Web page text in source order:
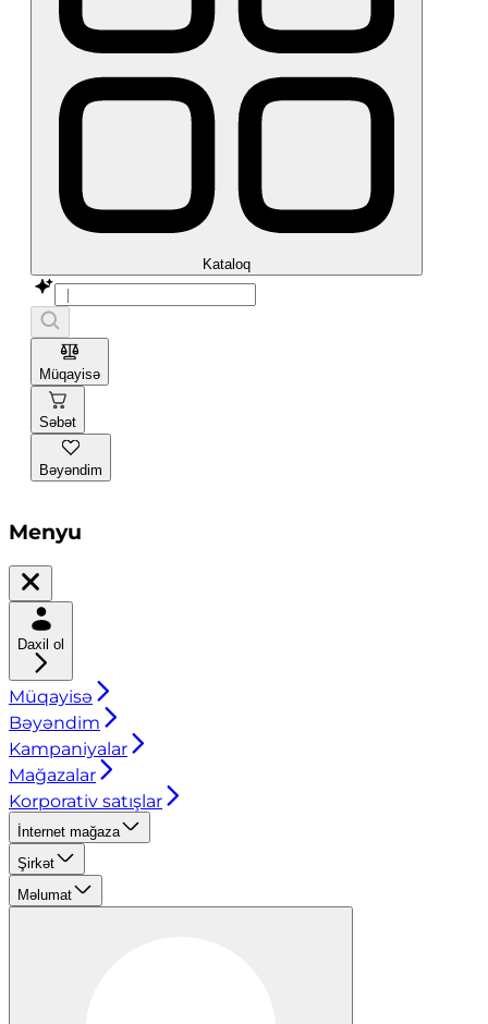
Kataloq
Müqayisə
Səbət
Bəyəndim
Menyu
Daxil ol
Müqayisə
Bəyəndim
Kampaniyalar
Mağazalar
Korporativ satışlar
İnternet mağaza
Şirkət
Məlumat